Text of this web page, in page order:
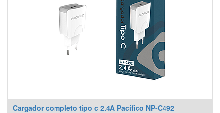
Cargador completo tipo c 2.4A Pacífico NP-C492